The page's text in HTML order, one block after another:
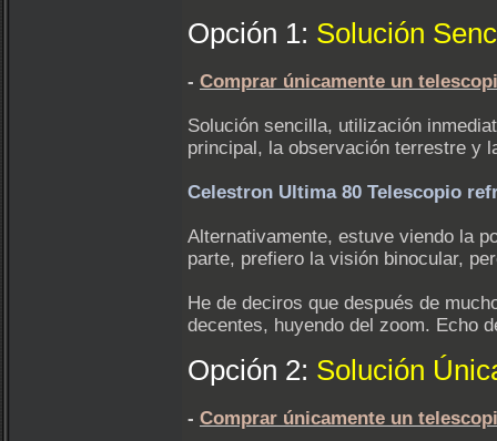
Opción 1: Solución
- Comprar únicamente un
Solución sencilla, utilización
principal, la observación terrestre y
Celestron Ultima 80 Telescopio
Alternativamente, estuve viendo la
parte, prefiero la visión binocular,
He de deciros que después de
decentes, huyendo del zoom. Echo
Opción 2: Solución
- Comprar únicamente un